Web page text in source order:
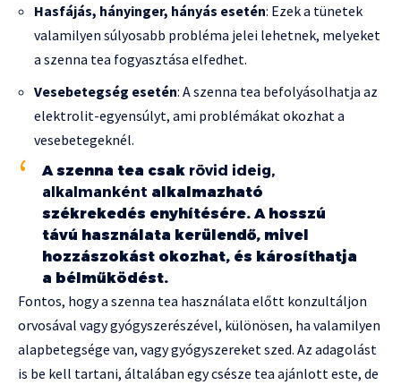
Hasfájás, hányinger, hányás esetén: Ezek a tünetek
valamilyen súlyosabb probléma jelei lehetnek, melyeket
a szenna tea fogyasztása elfedhet.
Vesebetegség esetén: A szenna tea befolyásolhatja az
elektrolit-egyensúlyt, ami problémákat okozhat a
vesebetegeknél.
A szenna tea csak rövid ideig,
alkalmanként alkalmazható
székrekedés enyhítésére. A hosszú
távú használata kerülendő, mivel
hozzászokást okozhat, és károsíthatja
a bélműködést.
Fontos, hogy a szenna tea használata előtt konzultáljon
orvosával vagy gyógyszerészével, különösen, ha valamilyen
alapbetegsége van, vagy gyógyszereket szed. Az adagolást
is be kell tartani, általában egy csésze tea ajánlott este, de